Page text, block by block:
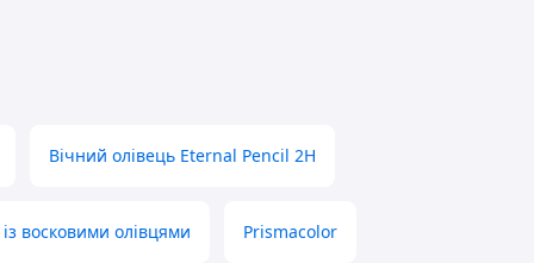
Вічний олівець Eternal Pencil 2H
восковими олівцями Prismacolor